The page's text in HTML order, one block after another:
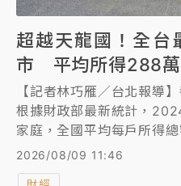
超越天龍國！全台
市 平均所得288萬
【記者林巧雁／台北報導
根據財政部最新統計，
家庭，全國平均每戶所得
市、新竹縣、台北市3個縣
2026/08/09 11:46